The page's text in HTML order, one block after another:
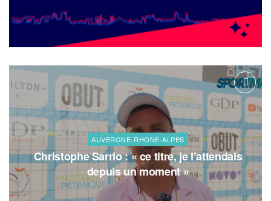
AUVERGNE-RHONE-ALPES
Christophe Sarrio : « ce titre, je l’attendais
depuis un moment »